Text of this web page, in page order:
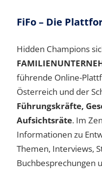
FiFo – Die
Hidden Champions
führende Online-
Österreich und der
Führungskräfte,
Aufsichtsräte. Im
Informationen zu
Themen, Interviews,
Buchbesprechungen